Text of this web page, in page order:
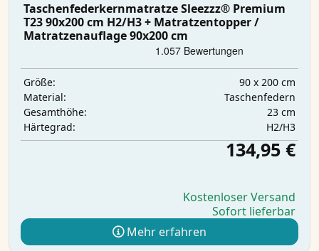
Taschenfederkernmatratze Sleezzz® Premium
T23 90x200 cm H2/H3 + Matratzentopper /
Matratzenauflage 90x200 cm
Größe:
90 x 200 cm
Material:
Taschenfedern
Gesamthöhe:
23 cm
Härtegrad:
H2/H3
134,95 €
Kostenloser Versand
Sofort lieferbar
Mehr erfahren